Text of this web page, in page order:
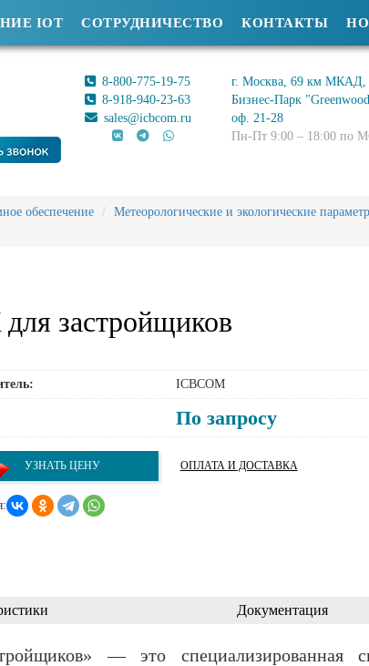
IOT СОТРУДНИЧЕСТВО КОНТАКТЫ
8-800-775-19-75
8-918-940-23-63
sales@icbcom.ru
г. Москва, 69 км МКАД,
Бизнес-Парк
оф. 21-28
Пн-Пт 9:00 – 18:00 по
обеспечение
Метеорологические и экологические
застройщиков
ICBCOM
По запросу
УЗНАТЬ ЦЕНУ ОПЛАТА И ДОСТАВКА
Документация
— это специализированная